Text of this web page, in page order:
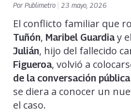
PorPublimetro 23 mayo, 2026
El conflicto familiar que
Tuñón, Maribel Guardiay
Julián, hijo del fallecido
Figueroa, volvió a
de la conversación pública
se diera a conocer un
el caso.